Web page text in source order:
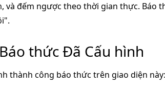
và đếm ngược theo thời gian thực. Báo
thức Đã Cấu hình
thành công báo thức trên giao diện này: